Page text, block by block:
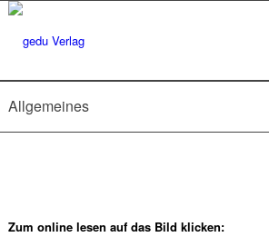
Allgemeines
Zum online lesen auf das Bild klicken: